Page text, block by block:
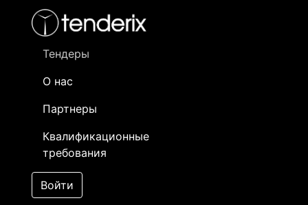
Тендеры
О нас
Партнеры
Квалификационные
требования
Войти
- активный лот
- сохраненный лот (не опубликован)
Закупка: Металл
[Завершен]
Победитель выбран
Лот №:2065
АУКЦИОН (покупка